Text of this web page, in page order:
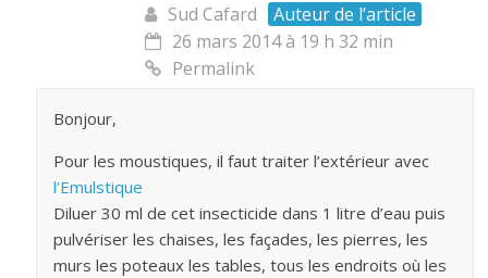
Sud Cafard
Auteur de l’article
26 mars 2014 à 19 h 32 min
Permalink
Bonjour,
Pour les moustiques, il faut traiter l’extérieur avec
l’Emulstique
Diluer 30 ml de cet insecticide dans 1 litre d’eau puis
pulvériser les chaises, les façades, les pierres, les
murs les poteaux les tables, tous les endroits où les